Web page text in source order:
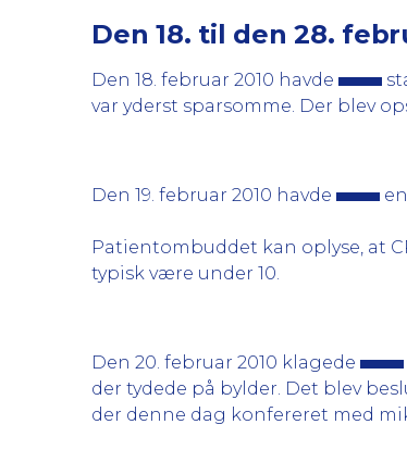
Den 18. til den 28.
Den 18. februar 2010 havde
var yderst sparsomme. Der blev
Den 19. februar 2010 havde
Patientombuddet kan oplyse, at
typisk være under 10.
Den 20. februar 2010 klagede
der tydede på bylder. Det blev
der denne dag konfereret med